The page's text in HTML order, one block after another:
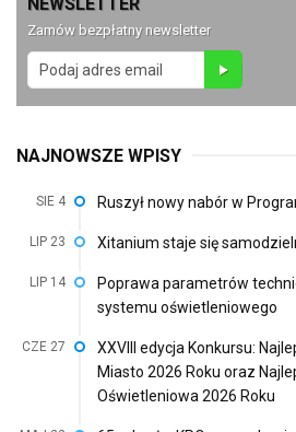
Zamów bezpłatny newsletter
NAJNOWSZE WPISY
SIE 4 Ruszył nowy nabór w
LIP 23 Xitanium staje się
LIP 14
Poprawa parametrów
systemu oświetleniowego
CZE 27
XXVIII edycja Konkursu:
Miasto 2026 Roku oraz
Oświetleniowa 2026 Roku